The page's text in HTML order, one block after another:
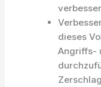
dieses
Angriffs-